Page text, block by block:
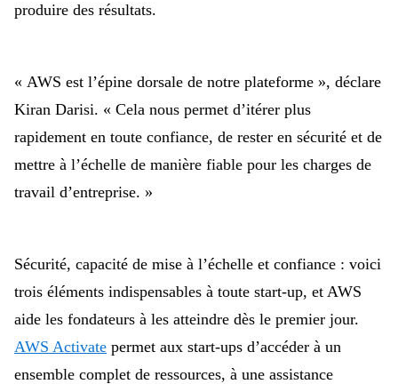
produire des résultats.
« AWS est l’épine dorsale de notre plateforme », déclare
Kiran Darisi. « Cela nous permet d’itérer plus
rapidement en toute confiance, de rester en sécurité et de
mettre à l’échelle de manière fiable pour les charges de
travail d’entreprise. »
Sécurité, capacité de mise à l’échelle et confiance : voici
trois éléments indispensables à toute start-up, et AWS
aide les fondateurs à les atteindre dès le premier jour.
AWS Activate permet aux start-ups d’accéder à un
ensemble complet de ressources, à une assistance